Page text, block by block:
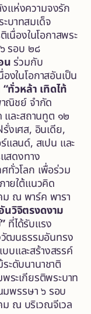
แห่งความจงรัก
บาทสมเด็จ
นื่องในโอกาสพระ
รอบ ๒๘
นร่วมกับ
งในโอกาสอันเป็น
“ทั่วหล้า เทิดไท้
ณิชย์ จำกัด
ละสถานทูต ๑๒
งเศส, อินเดีย,
แลนด์, สเปน และ
สดงทาง
ทั่วโลก เพื่อร่วม
ายใต้แนวคิด
ม ณ พาร์ค พารา
วิจิตรงดงาม
ที่ได้รับแรง
วัฒนธรรมอันทรง
และสร้างสรรค์
ดับนานาชาติ
ระเกียรติพระบาท
มพรรษา ๖ รอบ
ณ บริเวณจีเวล